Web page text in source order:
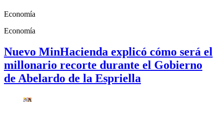
Economía
Economía
Nuevo MinHacienda explicó cómo será el
millonario recorte durante el Gobierno
de Abelardo de la Espriella